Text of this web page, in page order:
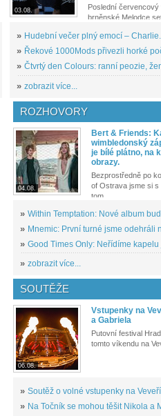
03.08.
Poslední
brněnské Melodce
» Hudební večer plný emocí –
» Řekové 1000Mods přivezli horké
» Čtvrtý den Colours: ranní peozie,
» zobrazit více...
ROZHOVORY
04.08.
Bert & Friends:
wimbledonský
je bílé plátno, na
obrazy.
Bezprostředně po
of Ostrava jsme si s
tom,...
» Within Temptation: Nové album
» Mnemic: První turné jsme odehráli
» Good Times Only: Neřídíme kapelu
» zobrazit více...
SOUTĚŽE
06.08.
Vstupenky na
a Gabriela
Putovní festival
tomto víkendu na
» Soutěž o volné vstupenky na Veveří
» Na Točník se mohou těšit Nikola a